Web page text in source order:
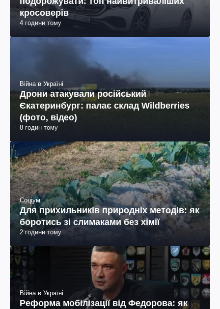
кросоверів
4 години тому
Війна в Україні
Дрони атакували російський
Єкатеринбург: палає склад Wildberries
(фото, відео)
8 годин тому
Соціум
Для прихильників природніх методів: як
боротись зі слимаками без хімії
2 години тому
Війна в Україні
Реформа мобілізації від Федорова: як